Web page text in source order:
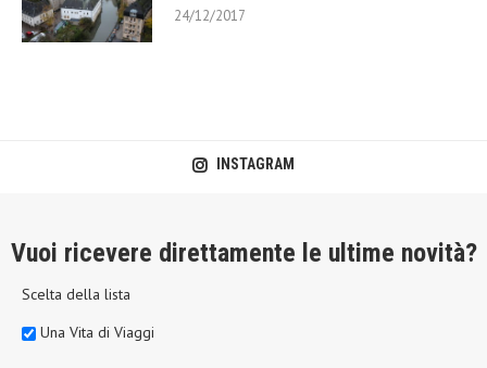
24/12/2017
INSTAGRAM
Vuoi ricevere direttamente le ultime novità?
Scelta della lista
Una Vita di Viaggi